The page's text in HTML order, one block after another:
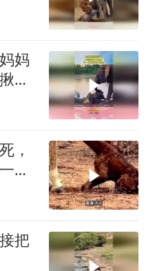
妈
心
，
片
把